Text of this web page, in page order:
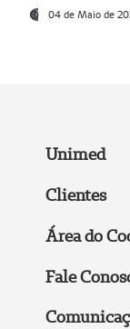
04 de Maio de
Unimed
Clientes
Área do
Fale